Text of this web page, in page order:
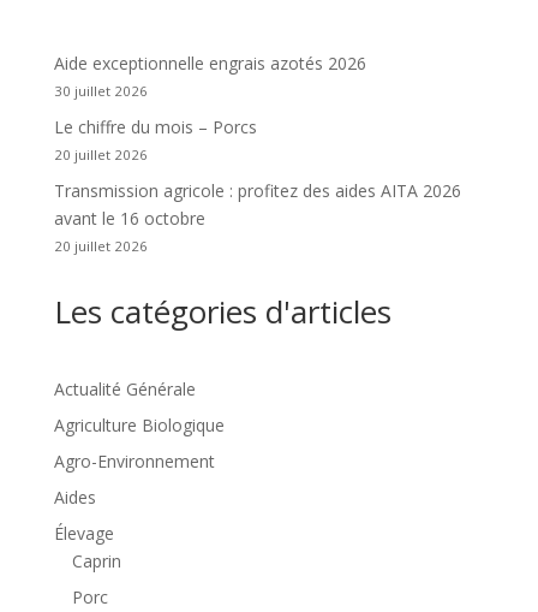
Aide exceptionnelle engrais azotés 2026
30 juillet 2026
Le chiffre du mois – Porcs
20 juillet 2026
Transmission agricole : profitez des aides AITA 2026
avant le 16 octobre
20 juillet 2026
Les catégories d'articles
Actualité Générale
Agriculture Biologique
Agro-Environnement
Aides
Élevage
Caprin
Porc